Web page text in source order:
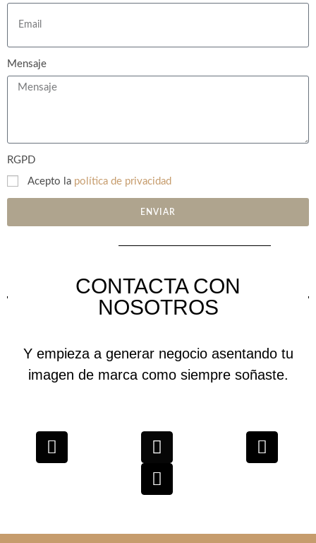
Mensaje
RGPD
Acepto la política de privacidad
ENVIAR
CONTACTA CON
NOSOTROS
Y empieza a generar negocio asentando tu
imagen de marca como siempre soñaste.